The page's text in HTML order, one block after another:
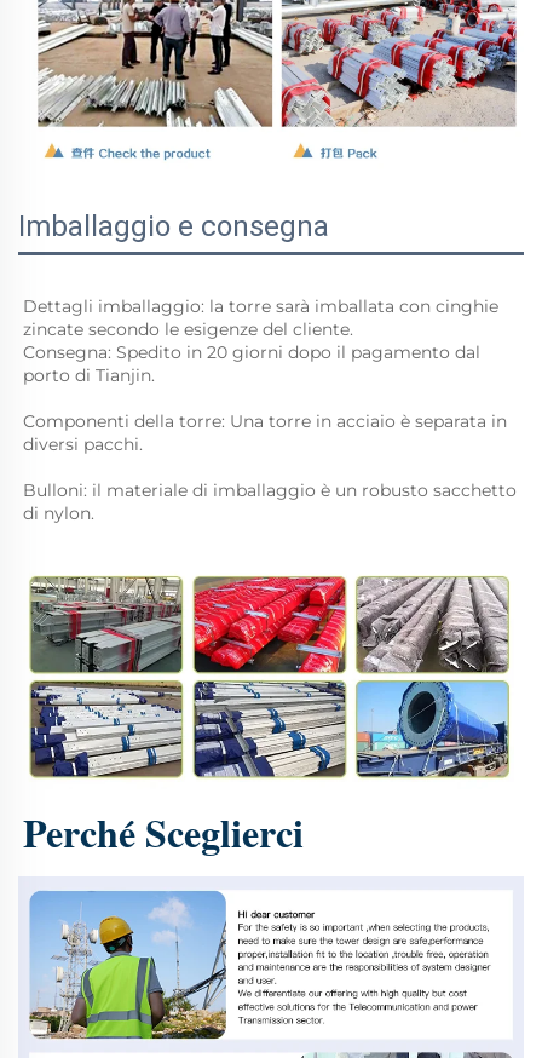
Imballaggio e consegna
Dettagli imballaggio: la torre sarà imballata con cinghie
zincate secondo le esigenze del cliente.
Consegna: Spedito in 20 giorni dopo il pagamento dal
porto di Tianjin.
Componenti della torre: Una torre in acciaio è separata in
diversi pacchi.
Bulloni: il materiale di imballaggio è un robusto sacchetto
di nylon.
Perché Sceglierci